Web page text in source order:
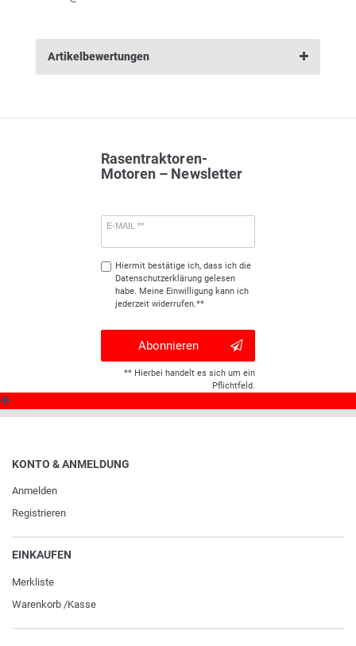
Artikelbewertungen
Rasentraktoren-
Motoren – Newsletter
E-MAIL **
Hiermit bestätige ich, dass ich die
Daten­schutz­erklärunggelesen
habe. Meine Einwilligung kann ich
jederzeit widerrufen.**
Abonnieren
** Hierbei handelt es sich um ein
Pflichtfeld.
KONTO & ANMELDUNG
Anmelden
Registrieren
EINKAUFEN
Merkliste
Warenkorb /Kasse